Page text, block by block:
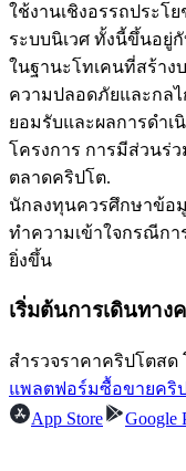
เป็นเทรดเดอร์คัด
เพลิดเพลินกับก
ลอกการซื้อขาย
ข้อมูล
การวิเคราะห์ข้
ใช้งานเชิงอรรถประโ
ระบบนิเวศ ทั้งนี้ขึ้นอยู่
ในฐานะโทเคนที่สร้าง
ความปลอดภัยและกล
ยอมรับและผลการดำ
โครงการ การมีส่วนร่
ตลาดคริปโต.
นักลงทุนควรศึกษาข้อมู
ทำความเข้าใจกรณีกา
ยิ่งขึ้น
เริ่มต้นการเดินทา
สำรวจราคาคริปโตส
แพลตฟอร์มซื้อขายคริ
App Store
Google